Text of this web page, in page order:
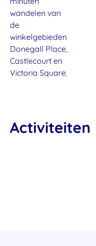
wandelen van
de
winkelgebieden
Donegall Place,
Castlecourt en
Victoria Square.
Activiteiten